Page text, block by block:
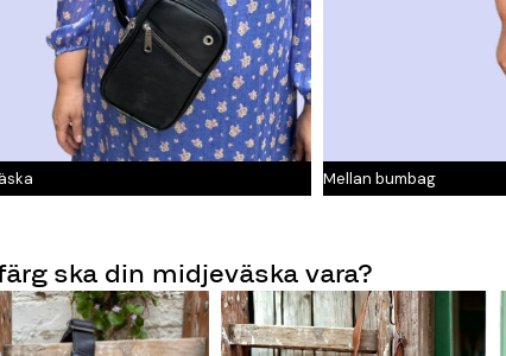
Mellan bumbag
ska din midjeväska vara?